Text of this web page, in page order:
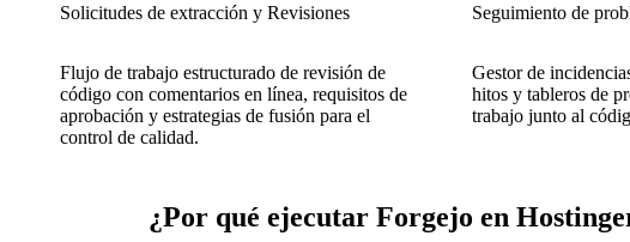
Solicitudes de extracción y Revisiones
Flujo de trabajo estructurado de revisión de
código con comentarios en línea, requisitos de
aprobación y estrategias de fusión para el
control de calidad.
Seguimiento de
Gestor de
hitos y tableros de
trabajo junto al
¿Por qué ejecutar Forgejo en